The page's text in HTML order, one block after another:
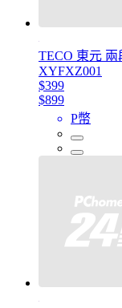
TECO 東元
XYFXZ001
$399
$899
P幣